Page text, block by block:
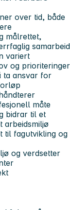
over tid, både
målrettet,
samarbeid
variert
og prioriteringer
ta ansvar for
måte
bidrar til et
arbeidsmiljø
til fagutvikling og
og verdsetter